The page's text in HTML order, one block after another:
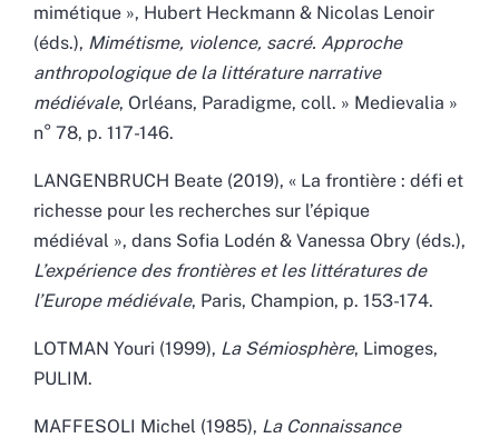
mimétique », Hubert Heckmann & Nicolas Lenoir
(éds.), Mimétisme, violence, sacré. Approche
anthropologique de la littérature narrative
médiévale, Orléans, Paradigme, coll. » Medievalia »
n° 78, p. 117-146.
LANGENBRUCH Beate (2019), « La frontière : défi et
richesse pour les recherches sur l’épique
médiéval », dans Sofia Lodén & Vanessa Obry (éds.),
L’expérience des frontières et les littératures de
l’Europe médiévale, Paris, Champion, p. 153-174.
LOTMAN Youri (1999), La Sémiosphère, Limoges,
PULIM.
MAFFESOLI Michel (1985), La Connaissance